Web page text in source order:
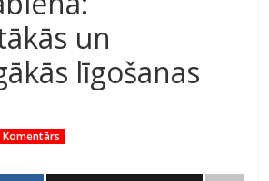
un
līgošanas
Komentārs